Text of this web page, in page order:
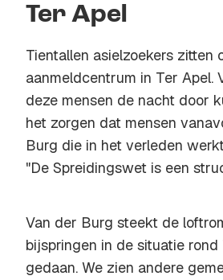
Ter Apel
Tientallen asielzoekers zitten
aanmeldcentrum in Ter Apel.
deze mensen de nacht door
het zorgen dat mensen
Burg die in het verleden
"De Spreidingswet is een
Van der Burg steekt de
bijspringen in de situatie
gedaan. We zien andere